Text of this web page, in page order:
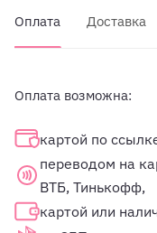
Оплата Доставка
Оплата возможна:
картой по
переводом на
ВТБ, Тинькофф,
картой или